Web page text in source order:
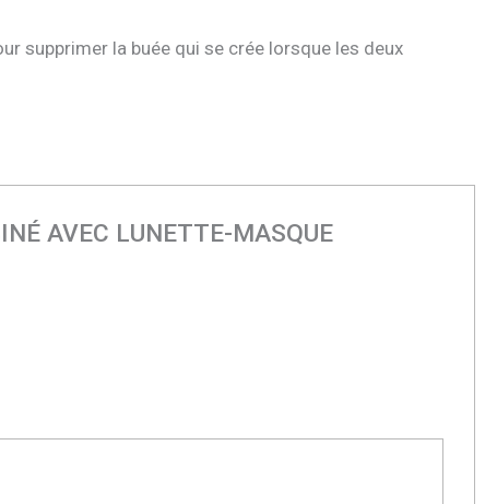
supprimer la buée qui se crée lorsque les deux
AVEC LUNETTE-MASQUE